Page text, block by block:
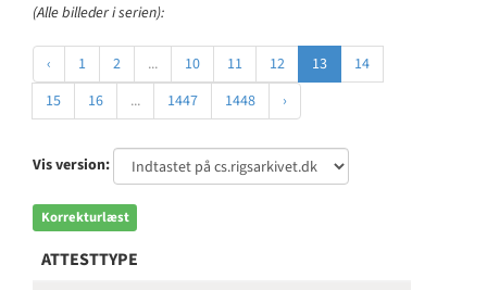
(Alle billeder i serien):
‹ 1 2 ... 10 11 12 13
14
15
16 ... 1447 1448 ›
Vis version:
Korrekturlæst
ATTESTTYPE